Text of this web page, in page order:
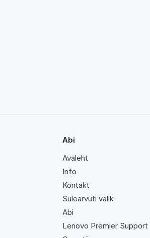
Abi
Avaleht
Info
Kontakt
Sülearvuti valik
Abi
Lenovo Premier Support